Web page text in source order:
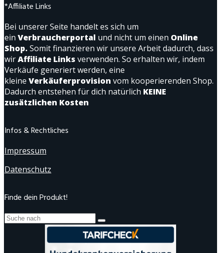
*Affiliate Links
Bei unserer Seite handelt es sich um
ein Verbraucherportal und nicht um einen Online
Shop. Somit finanzieren wir unsere Arbeit dadurch, dass
wirAffiliate Links verwenden. So erhalten wir, indem
Verkäufe generiert werden, eine
kleine Verkäuferprovision vom kooperierenden Shop.
Dadurch entstehen für dich natürlich KEINE
zusätzlichen Kosten
Infos & Rechtliches
Impressum
Datenschutz
Finde dein Produkt!